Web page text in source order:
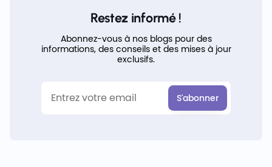
Restez informé !
Abonnez-vous à nos blogs pour des
informations, des conseils et des mises à jour
exclusifs.